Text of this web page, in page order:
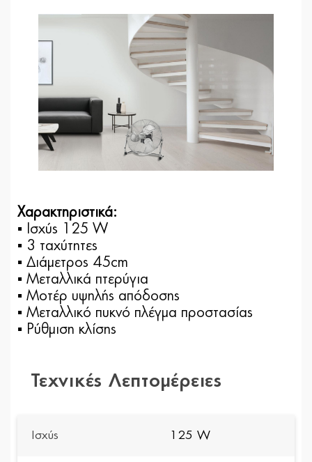
Χαρακτηριστικά:
▪ Ισχύς 125 W
▪ 3 ταχύτητες
▪ Διάμετρος 45cm
▪ Μεταλλικά πτερύγια
▪ Μοτέρ υψηλής απόδοσης
▪ Μεταλλικό πυκνό πλέγμα προστασίας
▪ Ρύθμιση κλίσης
Τεχνικές Λεπτομέρειες
Ισχύς 125 W